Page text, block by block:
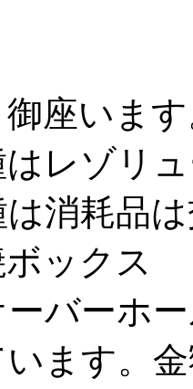
御座いま
レゾリ
消耗品
ックス
バーホー
います。